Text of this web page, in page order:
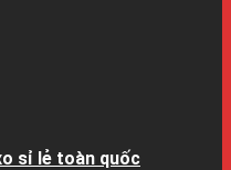
sỉ lẻ toàn quốc